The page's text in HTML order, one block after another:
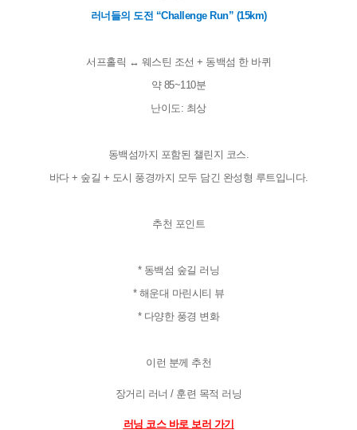
러너들의 도전 “Challenge Run” (15km)
서프홀릭 ↔ 웨스틴 조선 + 동백섬 한 바퀴
약 85~110분
난이도: 최상
동백섬까지 포함된 챌린지 코스.
바다 + 숲길 + 도시 풍경까지 모두 담긴 완성형 루트입니다.
추천 포인트
* 동백섬 숲길 러닝
* 해운대 마린시티 뷰
* 다양한 풍경 변화
이런 분께 추천
장거리 러너 / 훈련 목적 러닝
러닝 코스 바로 보러 가기